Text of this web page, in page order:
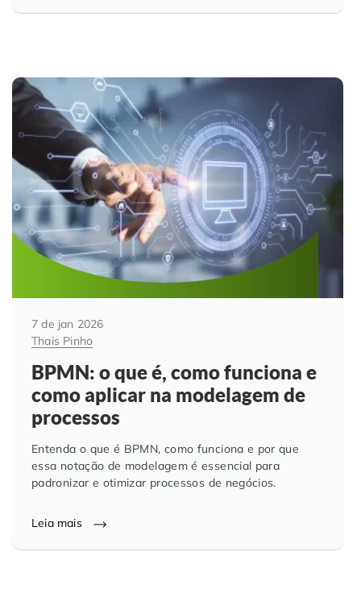
7 de jan 2026
Thais Pinho
BPMN: o que é, como funciona e
como aplicar na modelagem de
processos
Entenda o que é BPMN, como funciona e por que
essa notação de modelagem é essencial para
padronizar e otimizar processos de negócios.
Leia mais